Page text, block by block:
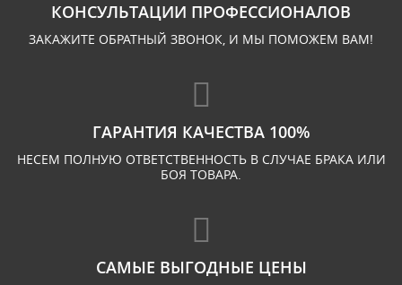
КОНСУЛЬТАЦИИ ПРОФЕССИОНАЛОВ
ЗАКАЖИТЕ ОБРАТНЫЙ ЗВОНОК, И МЫ ПОМОЖЕМ ВАМ!
ГАРАНТИЯ КАЧЕСТВА 100%
НЕСЕМ ПОЛНУЮ ОТВЕТСТВЕННОСТЬ В СЛУЧАЕ БРАКА ИЛИ
БОЯ ТОВАРА.
САМЫЕ ВЫГОДНЫЕ ЦЕНЫ